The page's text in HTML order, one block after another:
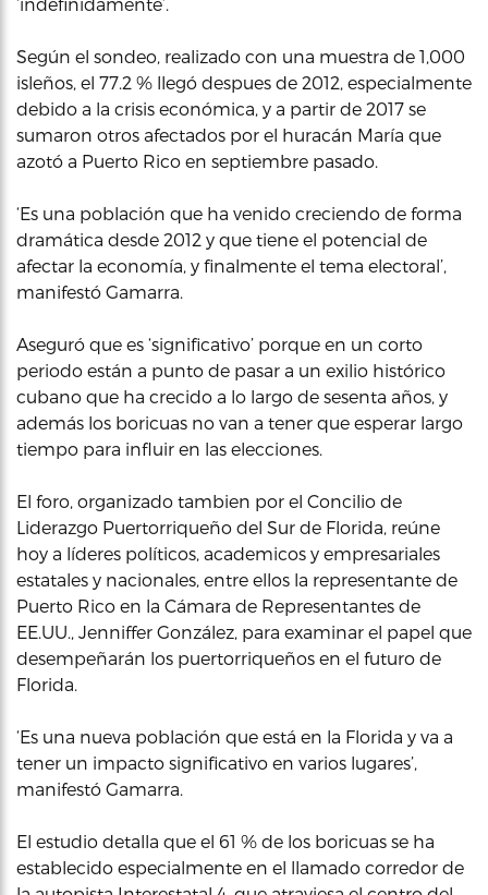
Según el sondeo, realizado con una muestra de 1,000
isleños, el 77.2 % llegó despues de 2012, especialmente
debido a la crisis económica, y a partir de 2017 se
sumaron otros afectados por el huracán María que
azotó a Puerto Rico en septiembre pasado.
‘Es una población que ha venido creciendo de forma
dramática desde 2012 y que tiene el potencial de
afectar la economía, y finalmente el tema electoral’,
manifestó Gamarra.
Aseguró que es ‘significativo’ porque en un corto
periodo están a punto de pasar a un exilio histórico
cubano que ha crecido a lo largo de sesenta años, y
además los boricuas no van a tener que esperar largo
tiempo para influir en las elecciones.
El foro, organizado tambien por el Concilio de
Liderazgo Puertorriqueño del Sur de Florida, reúne
hoy a líderes políticos, academicos y empresariales
estatales y nacionales, entre ellos la representante de
Puerto Rico en la Cámara de Representantes de
EE.UU., Jenniffer González, para examinar el papel que
desempeñarán los puertorriqueños en el futuro de
Florida.
‘Es una nueva población que está en la Florida y va a
tener un impacto significativo en varios lugares’,
manifestó Gamarra.
El estudio detalla que el 61 % de los boricuas se ha
establecido especialmente en el llamado corredor de